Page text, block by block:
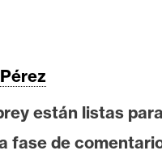
están listas
fase de